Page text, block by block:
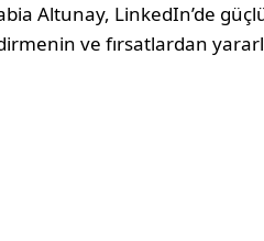
Altunay, LinkedIn’de
ve fırsatlardan